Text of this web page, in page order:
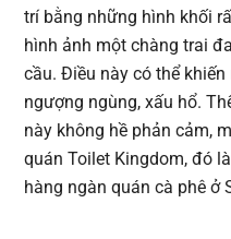
trí bằng những hình khối
hình ảnh một chàng trai
cầu. Điều này có thể
ngượng ngùng, xấu hổ.
này không hề phản cảm,
quán Toilet Kingdom, đó
hàng ngàn quán cà phê ở